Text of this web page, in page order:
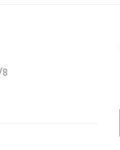
8